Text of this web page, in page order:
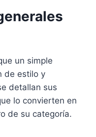
un simple
de estilo y
detallan sus
lo convierten en
de su categoría.